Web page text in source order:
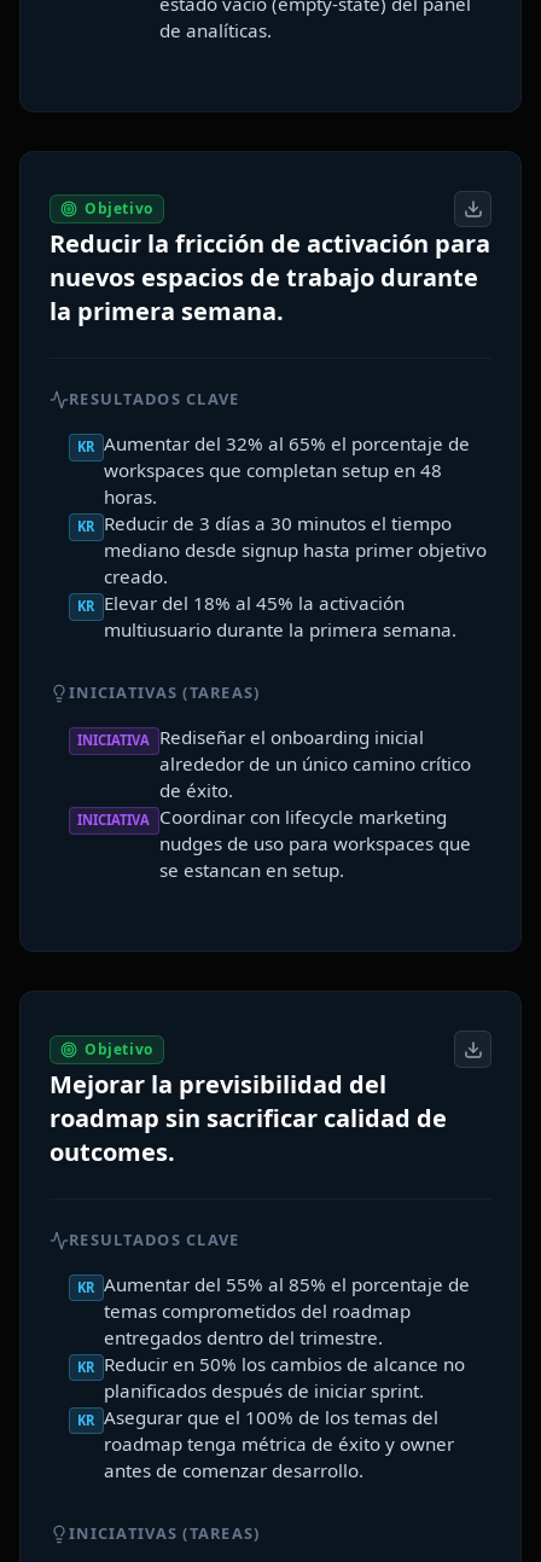
de analíticas.
Objetivo
Reducir la fricción de activación para
nuevos espacios de trabajo durante
la primera semana.
RESULTADOS CLAVE
KR Aumentar del 32% al 65% el porcentaje de
workspaces que completan setup en 48
horas.
KR Reducir de 3 días a 30 minutos el tiempo
mediano desde signup hasta primer objetivo
creado.
KR Elevar del 18% al 45% la activación
multiusuario durante la primera semana.
INICIATIVAS (TAREAS)
INICIATIVA Rediseñar el onboarding inicial
alrededor de un único camino crítico
de éxito.
INICIATIVA Coordinar con lifecycle marketing
nudges de uso para workspaces que
se estancan en setup.
Objetivo
Mejorar la previsibilidad del
roadmap sin sacrificar calidad de
outcomes.
RESULTADOS CLAVE
KR Aumentar del 55% al 85% el porcentaje de
temas comprometidos del roadmap
entregados dentro del trimestre.
KR Reducir en 50% los cambios de alcance no
planificados después de iniciar sprint.
KR Asegurar que el 100% de los temas del
roadmap tenga métrica de éxito y owner
antes de comenzar desarrollo.
INICIATIVAS (TAREAS)